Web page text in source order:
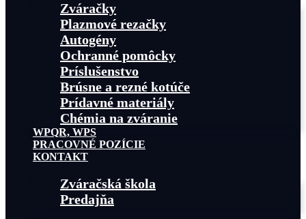
Zváračky
Plazmové rezačky
Autogény
Ochranné pomôcky
Príslušenstvo
Brúsne a rezné kotúče
Prídavné materiály
Chémia na zváranie
WPQR, WPS
PRACOVNÉ POZÍCIE
KONTAKT
Zváračská škola
Predajňa